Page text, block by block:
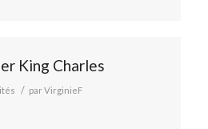
King Charles
/ parVirginieF